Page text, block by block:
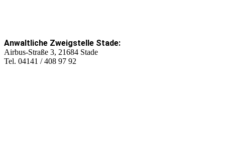
Anwaltliche Zweigstelle Stade:
Airbus-Straße 3, 21684 Stade
Tel. 04141 / 408 97 92